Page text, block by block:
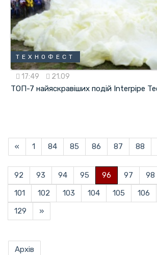
ТЕХНОФЕСТ
17:49 21.09
ТОП-7 найяскравіших подій Interpipe
« 1 84 85 86 87 88
92
93 94 95 96 97 98
101
102 103 104 105 106
129 »
Архів